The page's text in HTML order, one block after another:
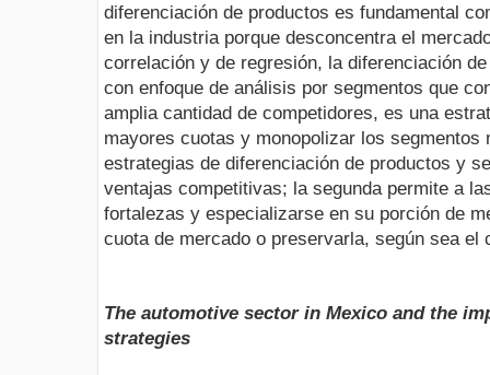
diferenciación de productos es fundamental
en la industria porque desconcentra el
correlación y de regresión, la diferenciación
con enfoque de análisis por segmentos que
amplia cantidad de competidores, es una
mayores cuotas y monopolizar los
estrategias de diferenciación de productos y
ventajas competitivas; la segunda permite a
fortalezas y especializarse en su porción de
cuota de mercado o preservarla, según sea el
The automotive sector in Mexico and the
strategies